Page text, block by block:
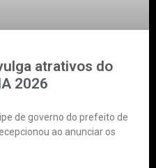
atrativos do
2026
de governo do prefeito de
ao anunciar os